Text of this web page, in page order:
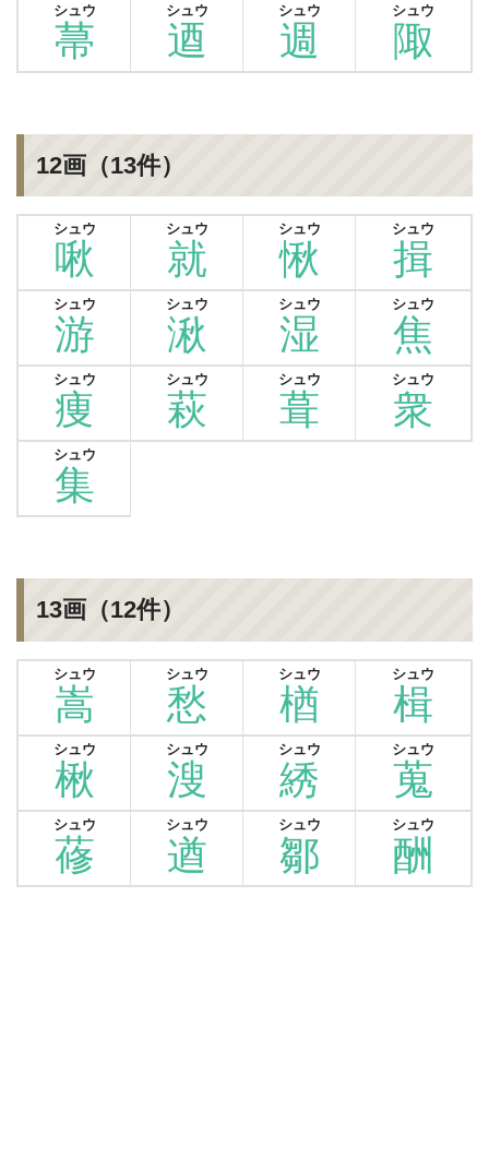
菷
シュウ
逎
シュウ
週
シュウ
陬
シュウ
12画（13件）
啾
シュウ
就
シュウ
愀
シュウ
揖
シュウ
游
シュウ
湫
シュウ
湿
シュウ
焦
シュウ
痩
シュウ
萩
シュウ
葺
シュウ
衆
シュウ
集
シュウ
13画（12件）
嵩
シュウ
愁
シュウ
楢
シュウ
楫
シュウ
楸
シュウ
溲
シュウ
綉
シュウ
蒐
シュウ
蓚
シュウ
遒
シュウ
鄒
シュウ
酬
シュウ